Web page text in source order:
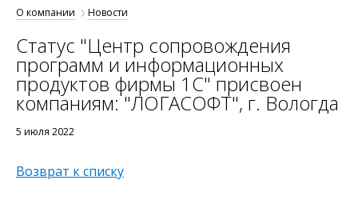
О компании Новости
Статус "Центр сопровождения
программ и информационных
продуктов фирмы 1С" присвоен
компаниям: "ЛОГАСОФТ", г. Вологда
5 июля 2022
Возврат к списку